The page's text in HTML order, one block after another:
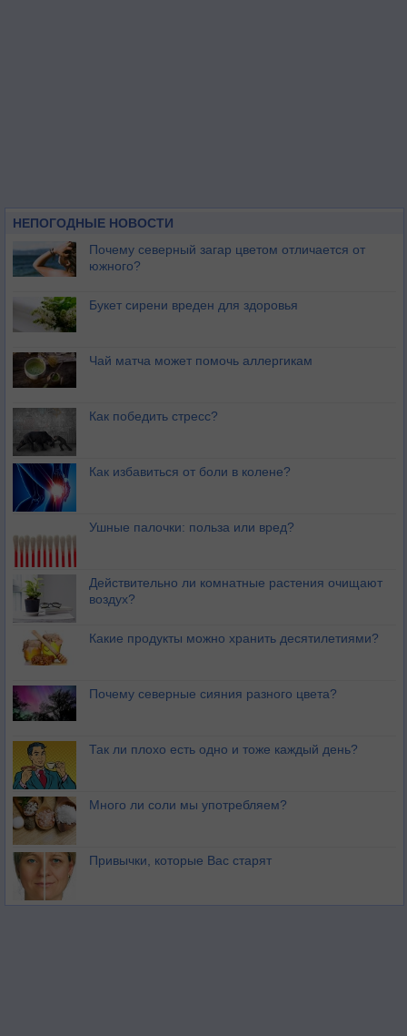
НЕПОГОДНЫЕ НОВОСТИ
Почему северный загар цветом отличается от
южного?
Букет сирени вреден для здоровья
Чай матча может помочь аллергикам
Как победить стресс?
Как избавиться от боли в колене?
Ушные палочки: польза или вред?
Действительно ли комнатные растения очищают
воздух?
Какие продукты можно хранить десятилетиями?
Почему северные сияния разного цвета?
Так ли плохо есть одно и тоже каждый день?
Много ли соли мы употребляем?
Привычки, которые Вас старят